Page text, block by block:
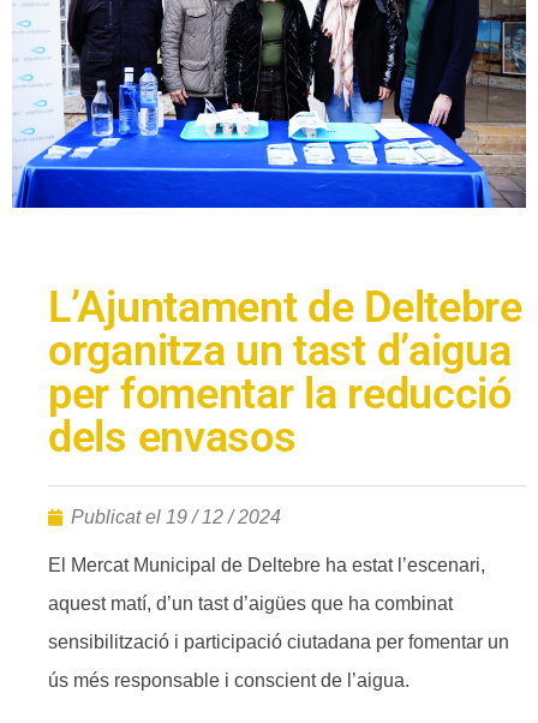
L’Ajuntament de Deltebre
organitza un tast d’aigua
per fomentar la reducció
dels envasos
Publicat el 19 / 12 / 2024
El Mercat Municipal de Deltebre ha estat l’escenari,
aquest matí, d’un tast d’aigües que ha combinat
sensibilització i participació ciutadana per fomentar un
ús més responsable i conscient de l’aigua.